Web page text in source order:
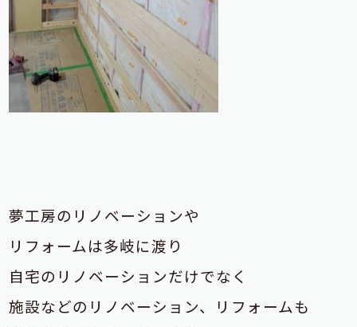
夢工房のリノベーションや
リフォームは多岐に渡り
自宅のリノベーションだけでなく
施設などのリノベーション、リフォームも